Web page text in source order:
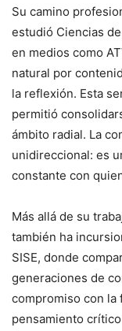
Su camino
estudió Ciencias
en medios como
natural por
la reflexión. Esta
permitió
ámbito radial. La
unidireccional: es
constante con
Más allá de su
también ha
SISE, donde
generaciones de
compromiso con
pensamiento